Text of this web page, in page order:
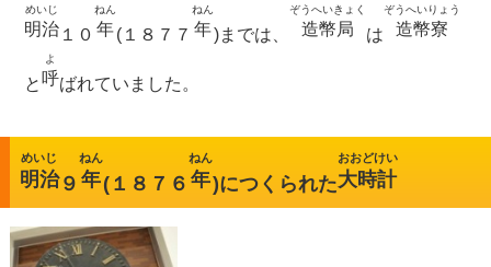
明治
めいじ
１０ 年
ねん
(１８７７ 年
ねん
)までは、 造幣局
ぞうへいきょく
は 造幣寮
ぞうへいりょう
と呼
よ
ばれていました。
明治
めいじ
９ 年
ねん
(１８７６ 年
ねん
)につくられた大時計
おおどけい